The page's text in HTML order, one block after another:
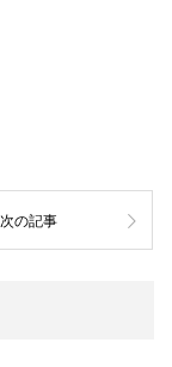
次の記事